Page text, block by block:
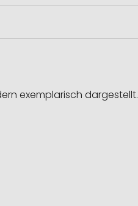
exemplarisch dargestellt.